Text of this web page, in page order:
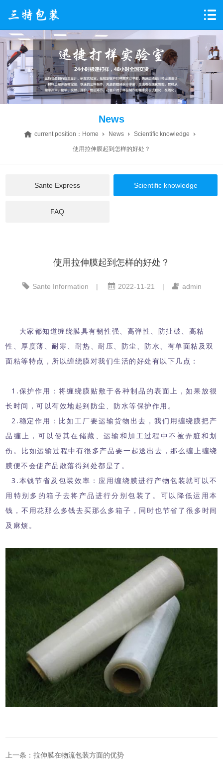
News
current position： Home News Scientific knowledge
使用拉伸膜起到怎样的好处？
Sante Express Scientific knowledge
FAQ
使用拉伸膜起到怎样的好处？
Sante Information | 2022-11-21 | admin
大家都知道缠绕膜具有韧性强、高弹性、防扯破、高粘
性、厚度薄、耐寒、耐热、耐压、防尘、防水、有单面粘及双
面粘等特点，所以缠绕膜对我们生活的好处有以下几点：
1.保护作用：将缠绕膜贴敷于各种制品的表面上，如果放很
长时间，可以有效地起到防尘、防水等保护作用。
2.稳定作用：比如工厂要运输货物出去，我们用缠绕膜把产
品缠上，可以使其在储藏、运输和加工过程中不被弄脏和划
伤。比如运输过程中有很多产品要一起送出去，那么缠上缠绕
膜便不会使产品散落得到处都是了。
3.本钱节省及包装效率：应用缠绕膜进行产物包装就可以不
用特别多的箱子去将产品进行分别包装了。可以降低运用本
钱，不用花那么多钱去买那么多箱子，同时也节省了很多时间
及麻烦。
上一条：拉伸膜在物流包装方面的优势